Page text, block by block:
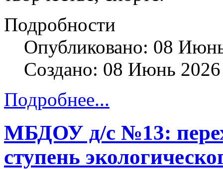
Подробности
Опубликовано: 08
Создано: 08 Июнь 2026
Подробнее...
МБДОУ д/с №13:
ступень